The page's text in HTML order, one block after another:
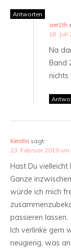
Antworten
aer1th
18. Juli
Na
Band
nichts
Kerstin sagt:
23. Februar 2019
Hast Du
Ganze
würde ich mich
passieren lassen.
Ich verlinke gern
neugierig, was